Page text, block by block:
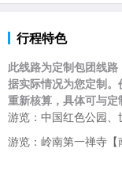
行程特色
此线路为定制包团线
据实际情况为您定制
重新核算，具体可与定
游览：中国红色公园
游览：岭南第一禅寺【